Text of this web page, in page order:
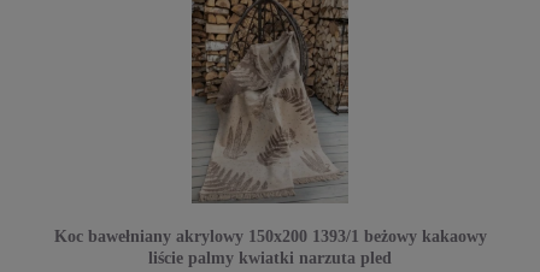
Koc bawełniany akrylowy 150x200 1393/1 beżowy kakaowy
liście palmy kwiatki narzuta pled